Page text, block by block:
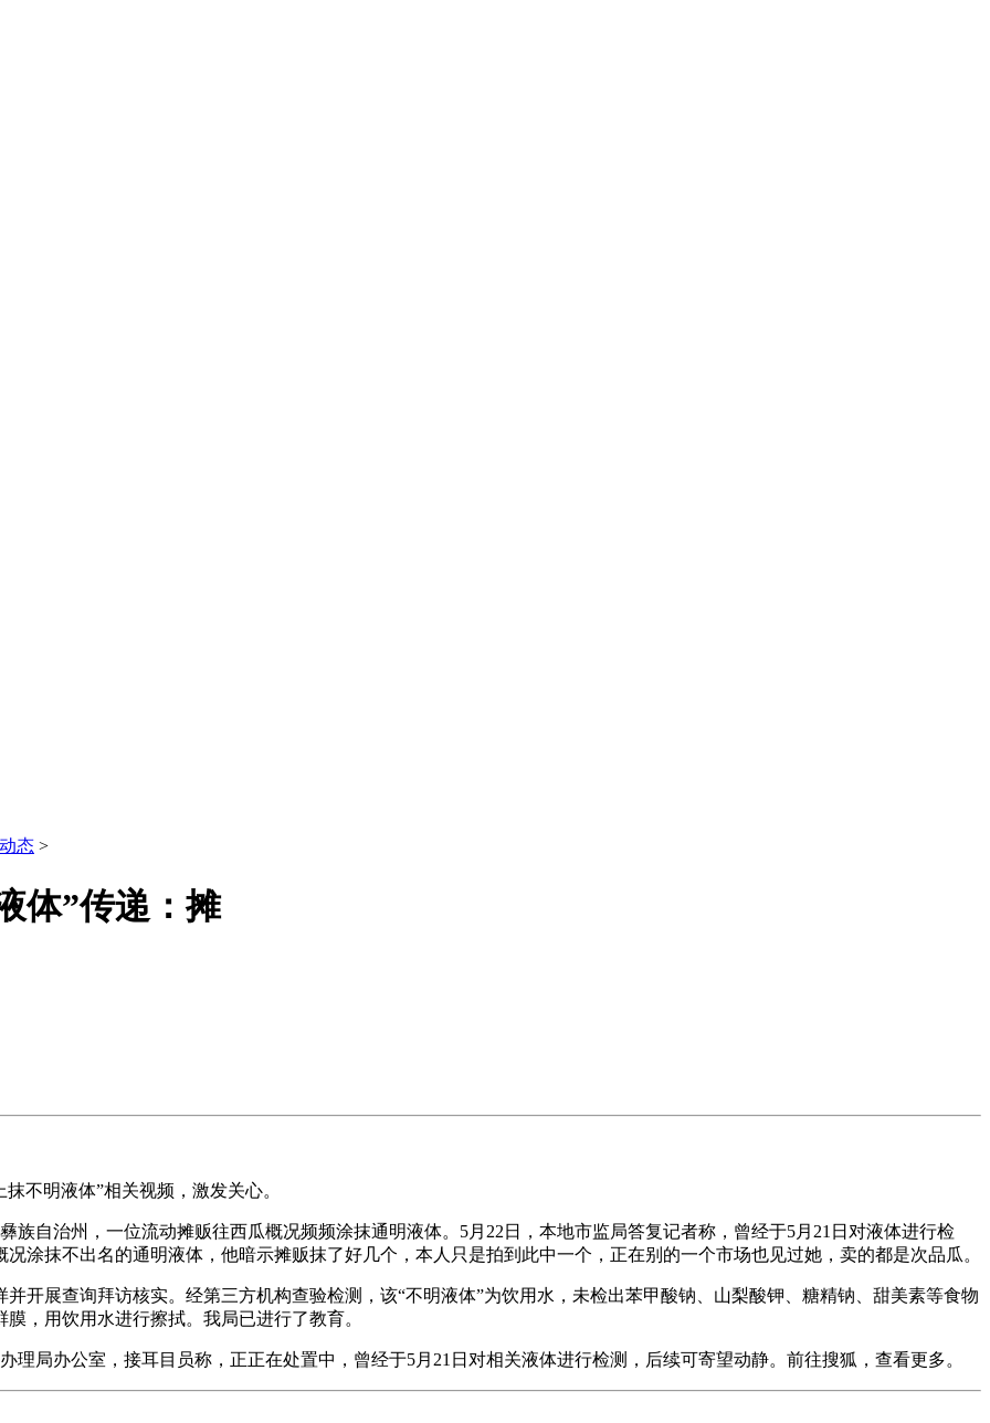
态 >
体”传递：摊
明液体”相关视频，激发关心。
治州，一位流动摊贩往西瓜概况频频涂抹通明液体。5月22日，本地市监局答复记者称，曾经于5月21日对液体进行检
涂抹不出名的通明液体，他暗示摊贩抹了好几个，本人只是拍到此中一个，正在别的一个市场也见过她，卖的都是次品瓜。
展查询拜访核实。经第三方机构查验检测，该“不明液体”为饮用水，未检出苯甲酸钠、山梨酸钾、糖精钠、甜美素等食物
，用饮用水进行擦拭。我局已进行了教育。
办公室，接耳目员称，正正在处置中，曾经于5月21日对相关液体进行检测，后续可寄望动静。前往搜狐，查看更多。